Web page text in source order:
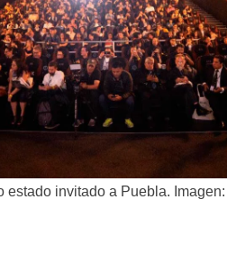
estado invitado a Puebla.